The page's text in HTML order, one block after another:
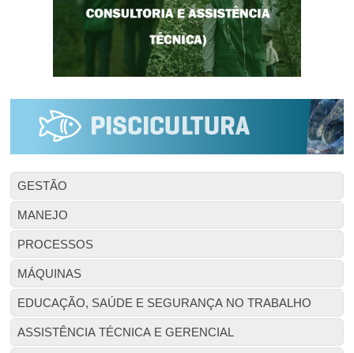
GESTÃO
MANEJO
PROCESSOS
MÁQUINAS
EDUCAÇÃO, SAÚDE E SEGURANÇA NO TRABALHO
ASSISTÊNCIA TÉCNICA E GERENCIAL